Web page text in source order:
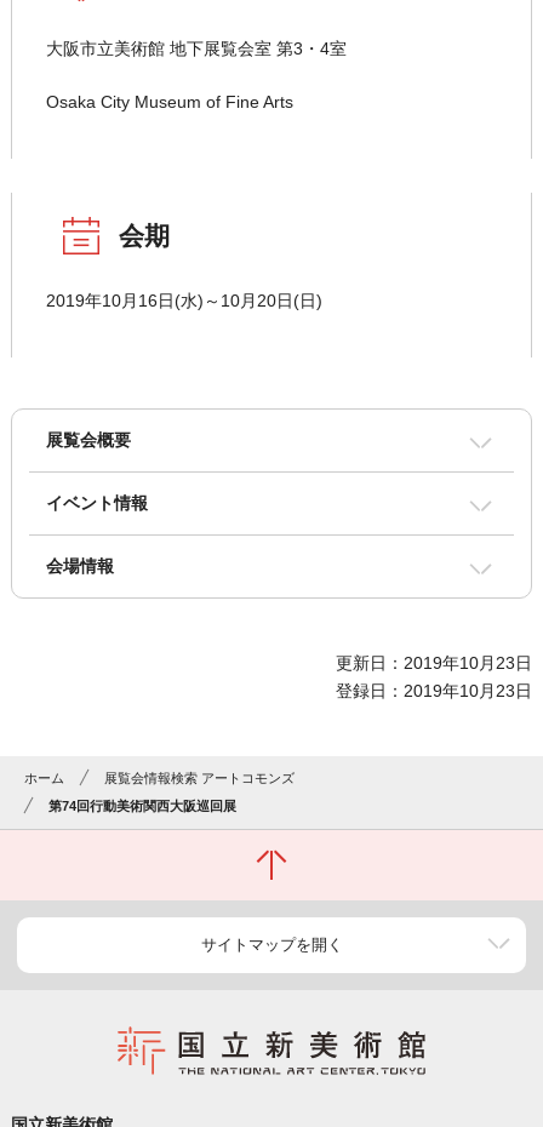
大阪市立美術館 地下展覧会室 第3・4室
Osaka City Museum of Fine Arts
会期
2019年10月16日(水)～10月20日(日)
展覧会概要
イベント情報
会場情報
更新日：2019年10月23日
登録日：2019年10月23日
ホーム
展覧会情報検索 アートコモンズ
第74回行動美術関西大阪巡回展
サイトマップを開く